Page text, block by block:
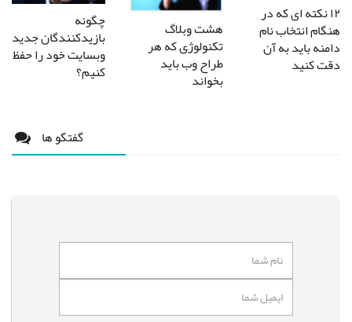
۱۲ نکته ای که در
هنگام انتخاب نام
دامنه باید به آن
دقت کنید
هشت وبلاگ
تکنولوژِی که هر
طراح وب باید
بخواند
چگونه
بازیدکنندگان جدید
وبسایت خود را حفظ
کنیم؟
گفتگو ها